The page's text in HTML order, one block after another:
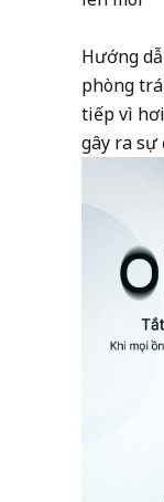
Hướng
phòng
tiếp vì
gây ra sự